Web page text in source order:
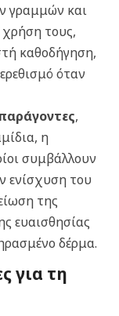
γραμμών και
τους,
καθοδήγηση,
όταν
,
η
συμβάλλουν
ενίσχυση του
της
ευαισθησίας
δέρμα.
για τη